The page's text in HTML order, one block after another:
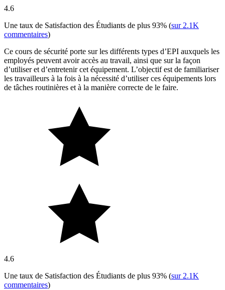
4.6
Une taux de Satisfaction des Étudiants de plus 93% (sur 2.1K
commentaires)
Ce cours de sécurité porte sur les différents types d’EPI auxquels les
employés peuvent avoir accès au travail, ainsi que sur la façon
d’utiliser et d’entretenir cet équipement. L’objectif est de familiariser
les travailleurs à la fois à la nécessité d’utiliser ces équipements lors
de tâches routinières et à la manière correcte de le faire.
4.6
Une taux de Satisfaction des Étudiants de plus 93% (sur 2.1K
commentaires)